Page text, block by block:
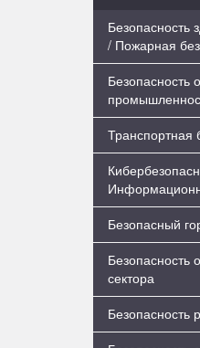
Безопасность
/ Пожарная
Безопасность
Транспортная
Безопасный
Безопасность
сектора
Безопасность